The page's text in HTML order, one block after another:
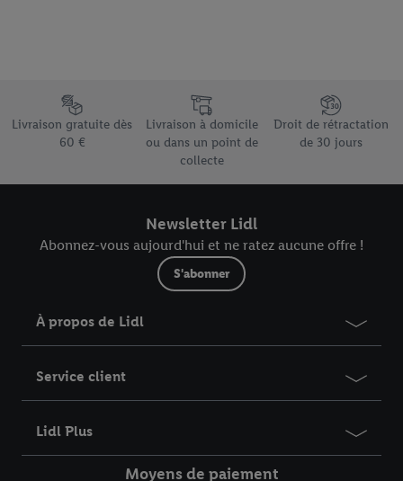
Élément du pied de page avec les différents arguments de
Livraison gratuite dès
60 €
Livraison à domicile
ou dans un point de
collecte
Droit de rétractation
de 30 jours
Newsletter Lidl
Abonnez-vous aujourd'hui et ne ratez aucune offre !
S'abonner
À propos de Lidl
Service client
Lidl Plus
Moyens de paiement